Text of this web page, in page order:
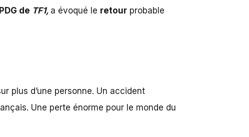
PDG de TF1, a évoqué le retourprobable
plus d’une personne. Un accident
Une perte énorme pour le monde du